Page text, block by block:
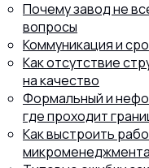
Почему завод не
вопросы
Коммуникация и
Как отсутствие
на качество
Формальный и
где проходит
Как выстроить
микроменеджмента